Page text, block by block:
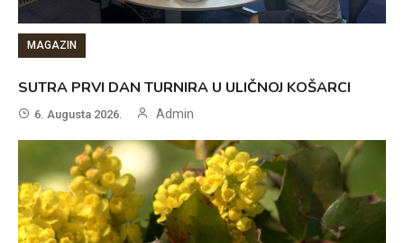
MAGAZIN
SUTRA PRVI DAN TURNIRA U ULIČNOJ KOŠARCI
6. Augusta 2026. Admin